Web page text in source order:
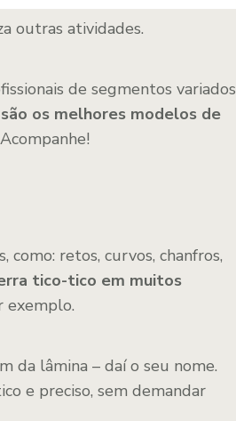
outras atividades.
de segmentos variados
os melhores modelos de
retos, curvos, chanfros,
tico-tico em muitos
exemplo.
da lâmina – daí o seu nome.
e preciso, sem demandar